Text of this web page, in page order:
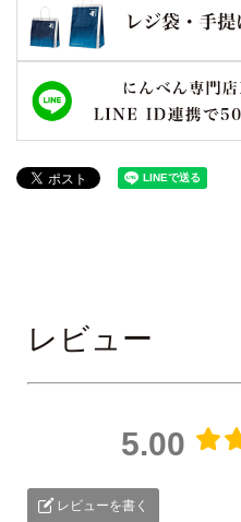
レビュー
5.00
レビューを書く